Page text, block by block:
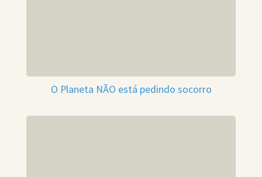
O Planeta NÃO está pedindo socorro